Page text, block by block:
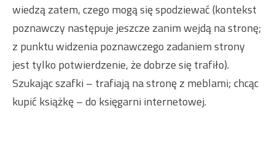
wiedzą zatem, czego mogą się spodziewać (kontekst
poznawczy następuje jeszcze zanim wejdą na stronę;
z punktu widzenia poznawczego zadaniem strony
jest tylko potwierdzenie, że dobrze się trafiło).
Szukając szafki – trafiają na stronę z meblami; chcąc
kupić książkę – do księgarni internetowej.